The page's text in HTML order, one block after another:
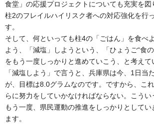
食堂」の応援プロジェクトについても充実を図
柱2のフレイルハイリスク者への対応強化を行
す。
そして、何といっても柱4の「ごはん」を食べ
よう、「減塩」しようという、「ひょうご“食
をもう一度しっかりと進めていこう、と考えて
「減塩しよう」で言うと、兵庫県は今、1日当
が、目標は8.0グラムなのです。ですから、こ
らに努力をしていかなければならない。こうい
もう一度、県民運動の推進をしっかりとして
ます。